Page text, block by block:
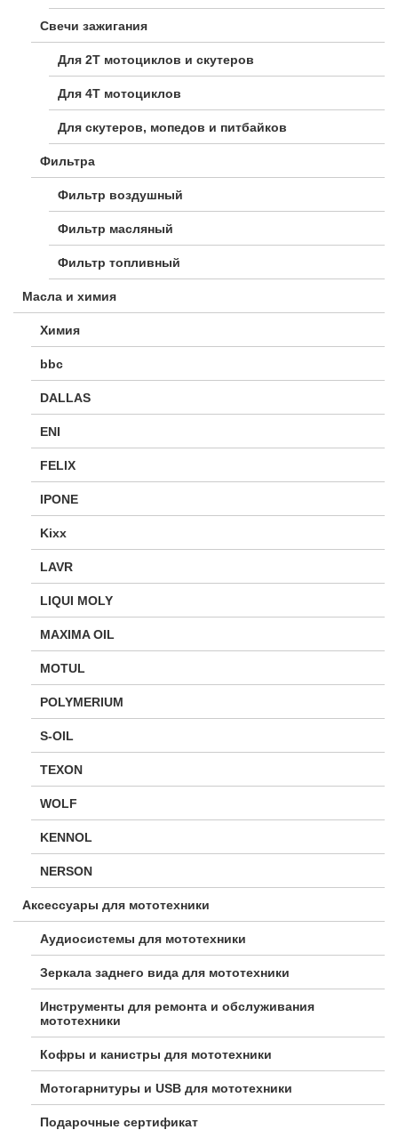
Свечи зажигания
Для 2Т мотоциклов и скутеров
Для 4Т мотоциклов
Для скутеров, мопедов и питбайков
Фильтра
Фильтр воздушный
Фильтр масляный
Фильтр топливный
Масла и химия
Химия
bbc
DALLAS
ENI
FELIX
IPONE
Kixx
LAVR
LIQUI MOLY
MAXIMA OIL
MOTUL
POLYMERIUM
S-OIL
TEXON
WOLF
KENNOL
NERSON
Аксессуары для мототехники
Аудиосистемы для мототехники
Зеркала заднего вида для мототехники
Инструменты для ремонта и обслуживания
мототехники
Кофры и канистры для мототехники
Мотогарнитуры и USB для мототехники
Подарочные сертификат